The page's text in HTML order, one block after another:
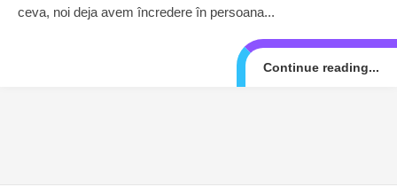
ceva, noi deja avem încredere în persoana...
Continue reading...